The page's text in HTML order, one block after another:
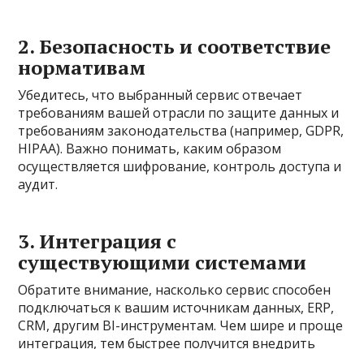
2. Безопасность и соответствие
нормативам
Убедитесь, что выбранный сервис отвечает
требованиям вашей отрасли по защите данных и
требованиям законодательства (например, GDPR,
HIPAA). Важно понимать, каким образом
осуществляется шифрование, контроль доступа и
аудит.
3. Интеграция с
существующими системами
Обратите внимание, насколько сервис способен
подключаться к вашим источникам данных, ERP,
CRM, другим BI-инструментам. Чем шире и проще
интеграция, тем быстрее получится внедрить